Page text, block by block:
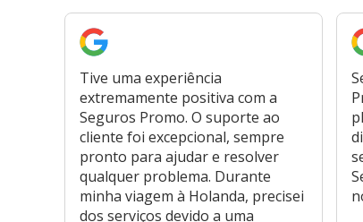
Tive uma experiência
extremamente positiva com a
Seguros Promo. O suporte ao
cliente foi excepcional, sempre
pronto para ajudar e resolver
qualquer problema. Durante
minha viagem à Holanda, precisei
dos serviços devido a uma